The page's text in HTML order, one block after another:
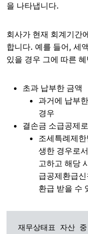
을 나타냅니다.
회사가 현재 회계기간
합니다. 예를 들어, 세
있을 경우 그에 따른
초과 납부한 금액
과거에 납부
경우
결손금 소급공제
조세특례제
생한 경우로
고하고 해당
급공제환급
환급 받을 수
재무상태표 자산